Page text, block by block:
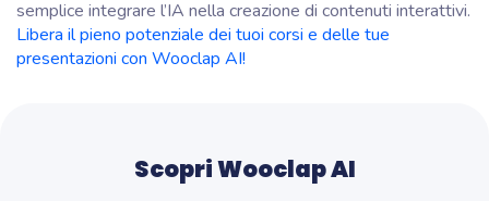
semplice integrare l’IA nella creazione di contenuti interattivi.
Libera il pieno potenziale dei tuoi corsi e delle tue
presentazioni con Wooclap AI!
Scopri Wooclap AI